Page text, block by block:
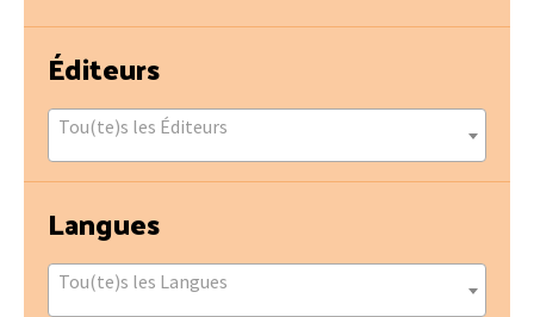
Éditeurs
Tou(te)s les Éditeurs
Langues
Tou(te)s les Langues